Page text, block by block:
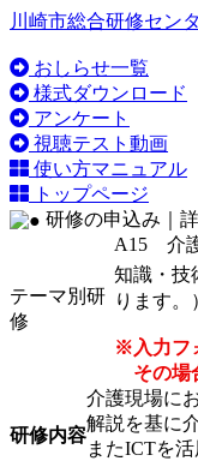
川崎市総合研修セン
おしらせ一覧
様式ダウンロード
アンケート
視聴テスト動画
使い方マニュアル
トップページ
研修の申込み｜
テーマ別研
修
A15 介
知識・技
ります。
※入力フ
その場
研修内容
介護現場に
解説を基に
またICTを